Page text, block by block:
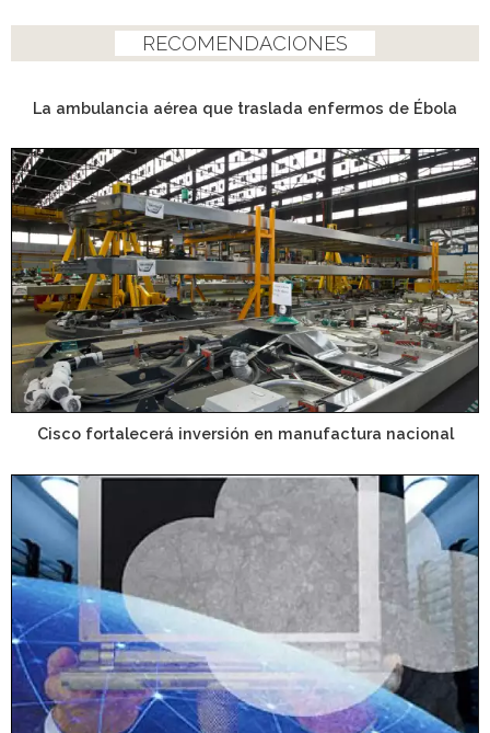
RECOMENDACIONES
La ambulancia aérea que traslada enfermos de Ébola
Cisco fortalecerá inversión en manufactura nacional